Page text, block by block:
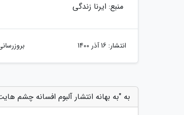
منبع: ایرنا زندگی
انتشار: 16 آذر 1400
به "به بهانه انتشار آلبوم افسانه چشم